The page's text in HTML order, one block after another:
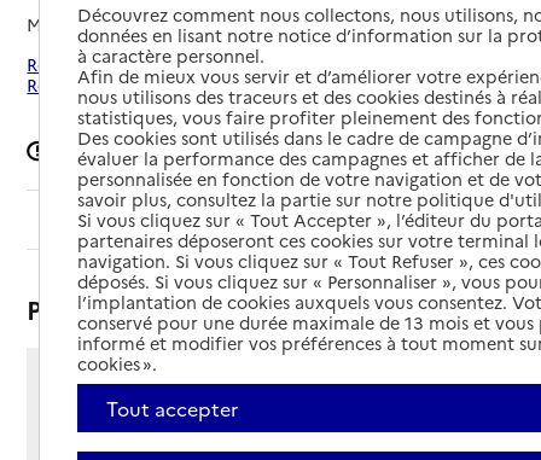
Mis à jour le06/08/2025
Rechercher les établissements autour de Villeneuve-en-
Retz
Signaler une erreur
Sommaire
Présentation
10 rue de l’Eglise Saint-Cyr
SAINT-CYR EN RETZ
44580 - Villeneuve-en-Retz
Découvrez comment nous collectons, nous utilisons,
données en lisant notre notice d’information sur la
à caractère personnel.
Afin de mieux vous servir et d’améliorer votre
nous utilisons des traceurs et des cookies destinés à
statistiques, vous faire profiter pleinement des
Des cookies sont utilisés dans le cadre de campagne
évaluer la performance des campagnes et afficher de
personnalisée en fonction de votre navigation et de
savoir plus, consultez la partie sur notre politique
Si vous cliquez sur « Tout Accepter », l’éditeur du
partenaires déposeront ces cookies sur votre terminal
navigation. Si vous cliquez sur « Tout Refuser », ces
déposés. Si vous cliquez sur « Personnaliser », vous
l’implantation de cookies auxquels vous consentez.
conservé pour une durée maximale de 13 mois et
informé et modifier vos préférences à tout moment
cookies ».
Tout accepter